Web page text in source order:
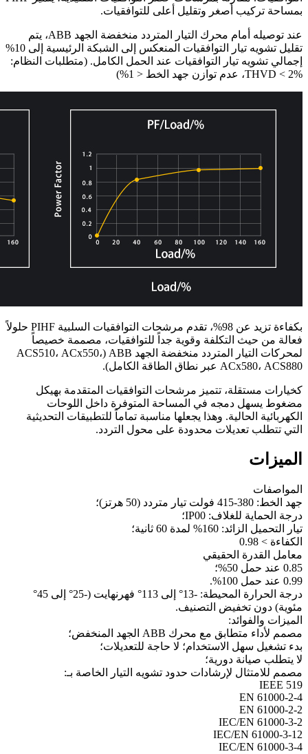
بمساحة تركيب أصغر وتقليل أعلى للتوافقيات.
عند توصيله أمام محرك التيار المتردد منخفضة الجهد ABB، يتم
تقليل تشويه تيار التوافقيات المنعكس إلى الشبكة الرئيسية إلى 10%
إجمالي تشويه تيار التوافقيات عند الحمل الكامل. (متطلبات النظام:
THVD < 2%، عدم توازن جهد الخط < 1%)
بكفاءة تزيد عن 98%، تقدم مرشحات التوافقيات السلبية PIHF حلولاً
فعالة من حيث التكلفة وقوية جداً للتوافقيات، مصممة خصيصاً
لمحركات التيار المتردد منخفضة الجهد ABB (ACS510، ACx550،
ACx580، ACS880 عبر نطاق الطاقة الكامل).
كخيارات مستقلة، تتميز مرشحات التوافقيات المتقدمة بهيكل
مضغوط يسهل دمجه في المساحة المتوفرة داخل اللوحات
الكهربائية الحالية. وهذا يجعلها مناسبة تماماً للتطبيقات التحديثية
التي تتطلب تعديلات محدودة على محول التردد.
الميزات
المواصفات
جهد الخط: 380-415 فولت تيار متردد (50 هرتز)؛
درجة الحماية للغلاف: IP00؛
تيار التحميل الزائد: 160% لمدة 60 ثانية؛
الكفاءة > 0.98
معامل القدرة الحقيقي
0.85 عند حمل 50%؛
0.99 عند حمل 100%.
درجة الحرارة المحيطة: -13° إلى 113° فهرنهايت (-25° إلى 45°
مئوية) دون تخفيض التصنيف.
الميزات والفوائد:
مصمم لأداء متطابق مع محرك ABB الجهد المنخفض؛
بدء تشغيل سهل الاستخدام؛ لا حاجة للتعديلات؛
لا يتطلب صيانة دورية؛
مصمم للامتثال لإرشادات حدود تشويه التيار الخاصة بـ:
IEEE 519
EN 61000-2-4
EN 61000-2-2
IEC/EN 61000-3-2
IEC/EN 61000-3-12
IEC/EN 61000-3-4